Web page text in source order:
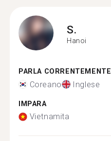
S.
Hanoi
PARLA CORRENTEMENTE
Coreano Inglese
IMPARA
Vietnamita